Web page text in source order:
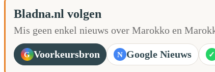
Bladna.nl volgen
Mis geen enkel nieuws over Marokko en
G Voorkeursbron N Google Nieuws ✓